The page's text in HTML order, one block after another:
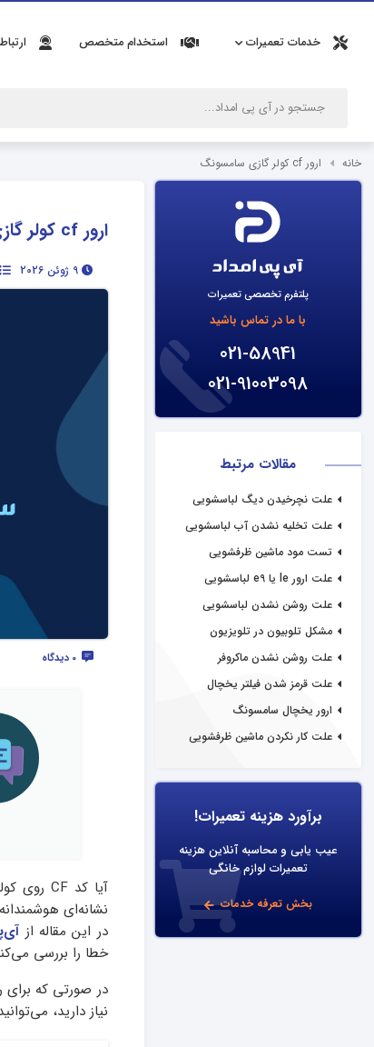
خدمات تعمیرات استخدام متخصص
خانه ارور cf کولر گازی سامسونگ
پلتفرم تخصصی تعمیرات
با ما در تماس باشید
021-58941
021-91003098
مقالات مرتبط
علت نچرخیدن دیگ لباسشویی
علت تخلیه نشدن آب لباسشویی
تست مود ماشین ظرفشویی
علت ارور le یا e9 لباسشویی
علت روشن نشدن لباسشویی
مشکل تلوبیون در تلویزیون
علت روشن نشدن ماکروفر
علت قرمز شدن فیلتر یخچال
ارور یخچال سامسونگ
علت کار نکردن ماشین ظرفشویی
برآورد هزینه تعمیرات!
عیب یابی و محاسبه آنلاین هزینه
تعمیرات لوازم خانگی
بخش تعرفه خدمات
ارور cf کولر گازی سامسونگ
9 ژوئن 2026
0 دیدگاه
نشانه‌ای
در این مقاله از
خطا را بررسی
در صورتی که
نیاز دارید،